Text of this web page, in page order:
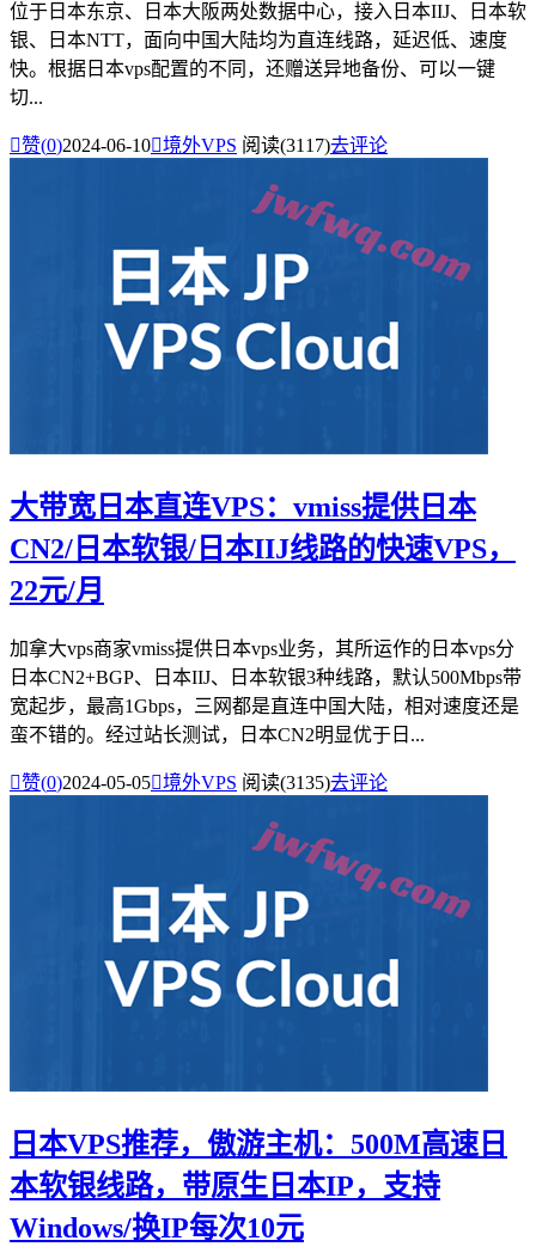
位于日本东京、日本大阪两处数据中心，接入日本IIJ、日本软
银、日本NTT，面向中国大陆均为直连线路，延迟低、速度
快。根据日本vps配置的不同，还赠送异地备份、可以一键
切...
赞(0)2024-06-10境外VPS 阅读(3117)去评论
大带宽日本直连VPS：vmiss提供日本
CN2/日本软银/日本IIJ线路的快速VPS，
22元/月
加拿大vps商家vmiss提供日本vps业务，其所运作的日本vps分
日本CN2+BGP、日本IIJ、日本软银3种线路，默认500Mbps带
宽起步，最高1Gbps，三网都是直连中国大陆，相对速度还是
蛮不错的。经过站长测试，日本CN2明显优于日...
赞(0)2024-05-05境外VPS 阅读(3135)去评论
日本VPS推荐，傲游主机：500M高速日
本软银线路，带原生日本IP，支持
Windows/换IP每次10元